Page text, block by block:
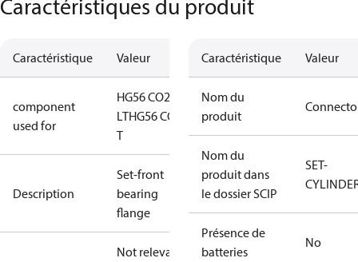
Caractéristiques du produit
Caractéristique Valeur
component
used for
HG56 CO2
LTHG56 CO2
T
Description
Set-front
bearing
flange
Not relevant
Caractéristique Valeur
Nom du
produit
Nom du
produit dans
le dossier SCIP
SET-
Présence de
batteries
No